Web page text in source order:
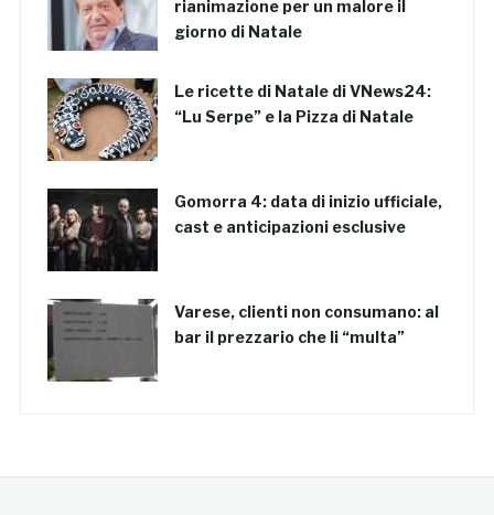
rianimazione per un malore il
giorno di Natale
Le ricette di Natale di VNews24:
“Lu Serpe” e la Pizza di Natale
Gomorra 4: data di inizio ufficiale,
cast e anticipazioni esclusive
Varese, clienti non consumano: al
bar il prezzario che li “multa”